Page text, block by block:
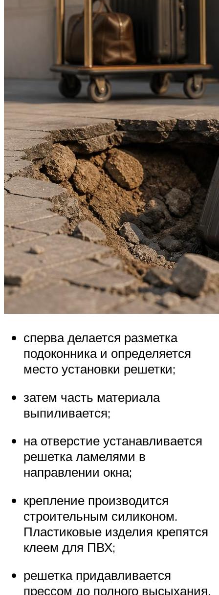
сперва делается разметка
подоконника и определяется
место установки решетки;
затем часть материала
выпиливается;
на отверстие устанавливается
решетка ламелями в
направлении окна;
крепление производится
строительным силиконом.
Пластиковые изделия крепятся
клеем для ПВХ;
решетка придавливается
прессом до полного высыхания.